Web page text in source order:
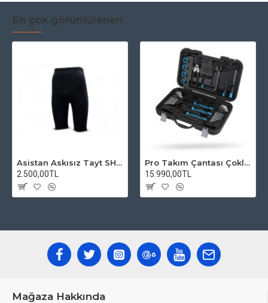
En çok görüntülenen
Asistan Askısız Tayt SH20 Pedli Siyah
2.500,00TL
Pro Takım Çantası Çoklu Tamir Seti
15.990,00TL
Mağaza Hakkında